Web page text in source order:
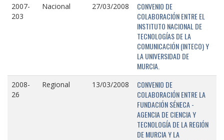
2007-
203
Nacional 27/03/2008
CONVENIO DE
COLABORACIÓN ENTRE EL
INSTITUTO NACIONAL DE
TECNOLOGÍAS DE LA
COMUNICACIÓN (INTECO) Y
LA UNIVERSIDAD DE
MURCIA.
2008-
26
Regional 13/03/2008
CONVENIO DE
COLABORACIÓN ENTRE LA
FUNDACIÓN SÉNECA -
AGENCIA DE CIENCIA Y
TECNOLOGÍA DE LA REGIÓN
DE MURCIA Y LA